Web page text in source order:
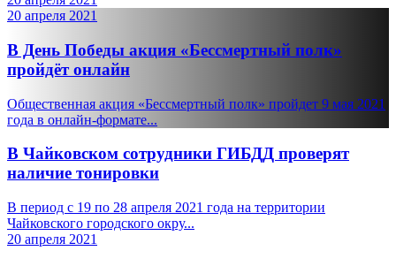
20 апреля 2021
В День Победы акция «Бессмертный полк»
пройдёт онлайн
Общественная акция «Бессмертный полк» пройдет 9 мая 2021
года в онлайн-формате...
В Чайковском сотрудники ГИБДД проверят
наличие тонировки
В период с 19 по 28 апреля 2021 года на территории
Чайковского городского окру...
20 апреля 2021